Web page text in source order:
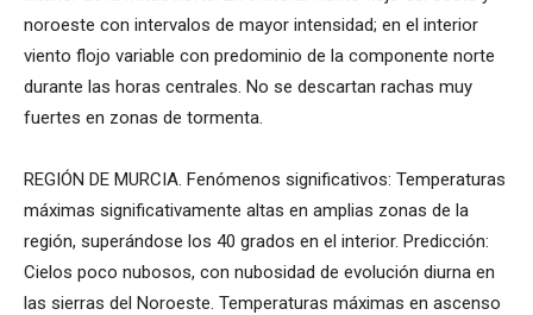
noroeste con intervalos de mayor intensidad; en el interior
viento flojo variable con predominio de la componente norte
durante las horas centrales. No se descartan rachas muy
fuertes en zonas de tormenta.
REGIÓN DE MURCIA. Fenómenos significativos: Temperaturas
máximas significativamente altas en amplias zonas de la
región, superándose los 40 grados en el interior. Predicción:
Cielos poco nubosos, con nubosidad de evolución diurna en
las sierras del Noroeste. Temperaturas máximas en ascenso